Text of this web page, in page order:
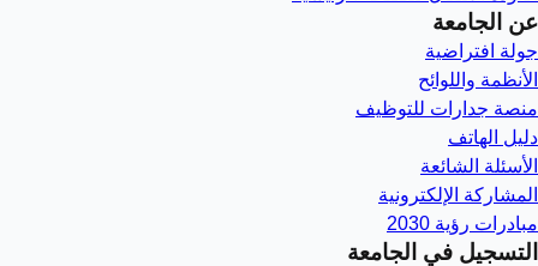
عن الجامعة
جولة افتراضية
الأنظمة واللوائح
منصة جدارات للتوظيف
دليل الهاتف
الأسئلة الشائعة
المشاركة الإلكترونية
مبادرات رؤية 2030
التسجيل في الجامعة